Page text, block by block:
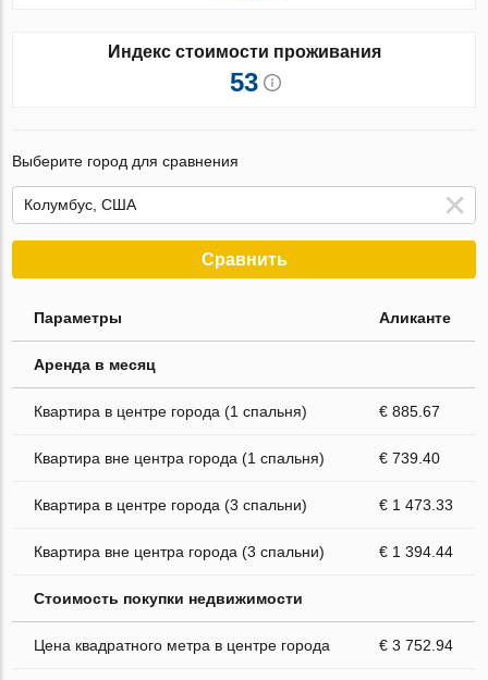
Индекс стоимости проживания
53
Выберите город для сравнения
Сравнить
Параметры Аликанте
Аренда в месяц
Квартира в центре города (1 спальня) € 885.67
Квартира вне центра города (1 спальня) € 739.40
Квартира в центре города (3 спальни) € 1 473.33
Квартира вне центра города (3 спальни) € 1 394.44
Стоимость покупки недвижимости
Цена квадратного метра в центре города € 3 752.94